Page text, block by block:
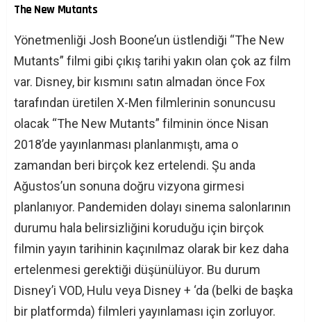
The New Mutants
Yönetmenliği Josh Boone’un üstlendiği “The New
Mutants” filmi gibi çıkış tarihi yakın olan çok az film
var. Disney, bir kısmını satın almadan önce Fox
tarafından üretilen X-Men filmlerinin sonuncusu
olacak “The New Mutants” filminin önce Nisan
2018’de yayınlanması planlanmıştı, ama o
zamandan beri birçok kez ertelendi. Şu anda
Ağustos’un sonuna doğru vizyona girmesi
planlanıyor. Pandemiden dolayı sinema salonlarının
durumu hala belirsizliğini koruduğu için birçok
filmin yayın tarihinin kaçınılmaz olarak bir kez daha
ertelenmesi gerektiği düşünülüyor. Bu durum
Disney’i VOD, Hulu veya Disney + ‘da (belki de başka
bir platformda) filmleri yayınlaması için zorluyor.